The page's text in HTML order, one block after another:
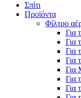
Σπίτι
Προϊόντα
Φίλτρο
Για
Για
Για
Για
Για
Για
Για